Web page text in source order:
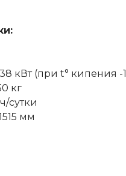
кВт (при t° кипения -
кг
сутки
мм